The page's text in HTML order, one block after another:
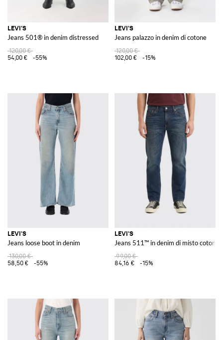
LEVI'S
Jeans 501® in denim distressed
120,00 €
54,00 €
-55%
LEVI'S
Jeans palazzo in denim di cotone
120,00 €
102,00 €
-15%
LEVI'S
Jeans loose boot in denim
130,00 €
58,50 €
-55%
LEVI'S
Jeans 511™ in denim di misto cotone
99,00 €
84,16 €
-15%